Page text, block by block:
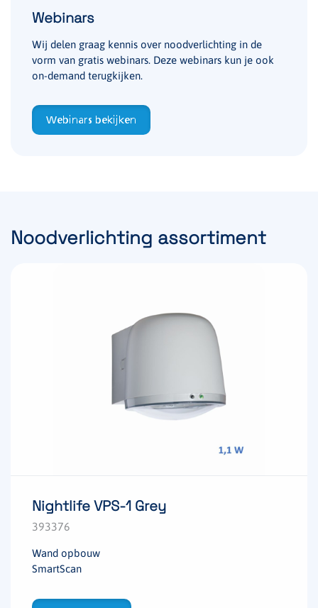
Webinars
Wij delen graag kennis over noodverlichting in de
vorm van gratis webinars. Deze webinars kun je ook
on-demand terugkijken.
Webinars bekijken
Noodverlichting assortiment
Nightlife VPS-1 Grey
393376
Wand opbouw
SmartScan